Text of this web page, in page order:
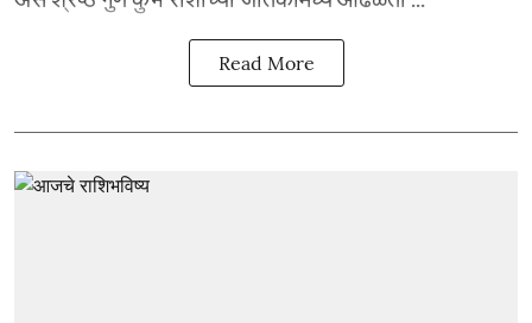
Read More